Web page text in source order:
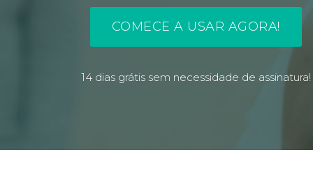
COMECE A USAR AGORA!
14 dias grátis sem necessidade de assinatura!